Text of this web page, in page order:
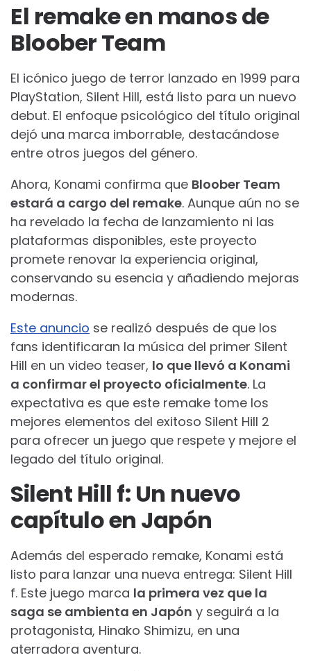
El remake en manos de
Bloober Team
El icónico juego de terror lanzado en 1999 para
PlayStation, Silent Hill, está listo para un nuevo
debut. El enfoque psicológico del título original
dejó una marca imborrable, destacándose
entre otros juegos del género.
Ahora, Konami confirma que Bloober Team
estará a cargo del remake. Aunque aún no se
ha revelado la fecha de lanzamiento ni las
plataformas disponibles, este proyecto
promete renovar la experiencia original,
conservando su esencia y añadiendo mejoras
modernas.
Este anuncio se realizó después de que los
fans identificaran la música del primer Silent
Hill en un video teaser, lo que llevó a Konami
a confirmar el proyecto oficialmente. La
expectativa es que este remake tome los
mejores elementos del exitoso Silent Hill 2
para ofrecer un juego que respete y mejore el
legado del título original.
Silent Hill f: Un nuevo
capítulo en Japón
Además del esperado remake, Konami está
listo para lanzar una nueva entrega: Silent Hill
f. Este juego marca la primera vez que la
saga se ambienta en Japón y seguirá a la
protagonista, Hinako Shimizu, en una
aterradora aventura.